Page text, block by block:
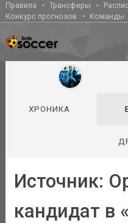
Правила Трансферы
Конкурс прогнозов
Команды
ХРОНИКА
Источник:
кандидат в